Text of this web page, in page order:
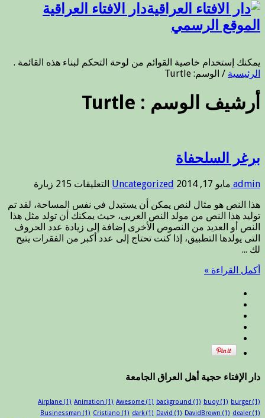
دار الافتاء العراقية
الموقع الرسمي
يمكنك إستخدام خاصية القوائم من لوحة التحكم لبناء هذه القائمة .
الرئيسية / الوسم: Turtle
أرشيف الوسم : Turtle
برغر السلحفاة
admin مايو 17, 2014 Uncategorized التعليقات على
السلحفاة
مغلقة
215 زيارة
هذا النص هو مثال لنص يمكن أن يستبدل في نفس المساحة، لقد تم
توليد هذا النص من مولد النص العربى، حيث يمكنك أن تولد مثل هذا
النص أو العديد من النصوص الأخرى إضافة إلى زيادة عدد الحروف
التى يولدها التطبيق، إذا كنت تحتاج إلى عدد أكبر من الفقرات يتيح
لك ...
أكمل القراءة »
دار الإفتاء حجية أهل العراق الجامعة
Airplane (1) Animation (1) Awesome (1) background (1) buoy (1) burger (1)
Businessman (1) Cristiano (1) dark(1) David (1) DavidBrown (1) dealer (1)